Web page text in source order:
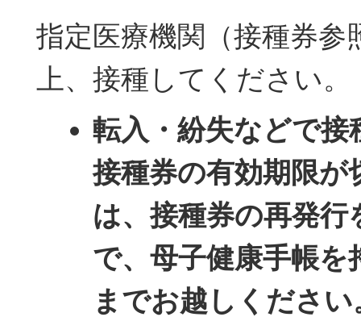
指定医療機関（接種券参
上、接種してください。
転入・紛失などで接
接種券の有効期限が
は、接種券の再発行
で、母子健康手帳を
までお越しください